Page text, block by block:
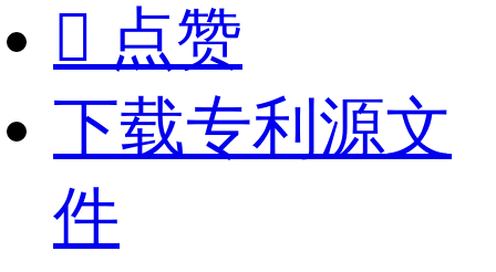
 点赞
下载专利源文
件